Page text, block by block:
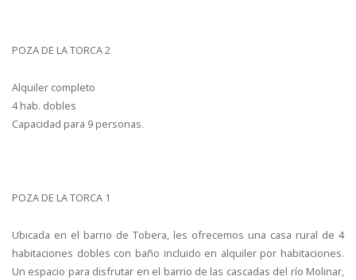
POZA DE LA TORCA 2
Alquiler completo
4 hab. dobles
Capacidad para 9 personas.
POZA DE LA TORCA 1
Ubicada en el barrio de Tobera, les ofrecemos una casa rural de 4
habitaciones dobles con baño incluido en alquiler por habitaciones.
Un espacio para disfrutar en el barrio de las cascadas del río Molinar,